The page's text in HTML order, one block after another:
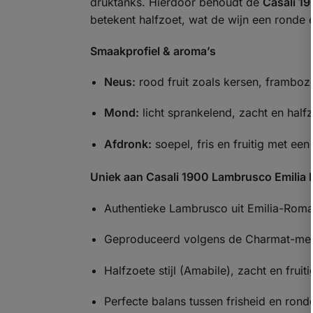
betekent halfzoet, wat de wijn een ronde
Smaakprofiel & aroma’s
Neus: rood fruit zoals kersen,
Mond: licht sprankelend, zacht en
Afdronk: soepel, fris en fruitig met een
Uniek aan Casali 1900 Lambrusco Emilia
Authentieke Lambrusco uit Emilia-
Geproduceerd volgens de Charmat-
Halfzoete stijl (Amabile), zacht en fruitig
Perfecte balans tussen frisheid en